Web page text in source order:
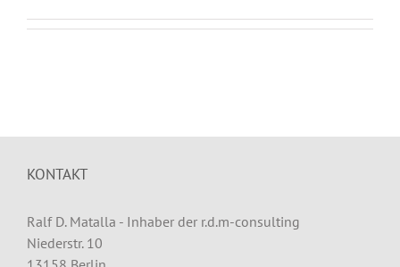
KONTAKT
Ralf D. Matalla - Inhaber der r.d.m-consulting
Niederstr. 10